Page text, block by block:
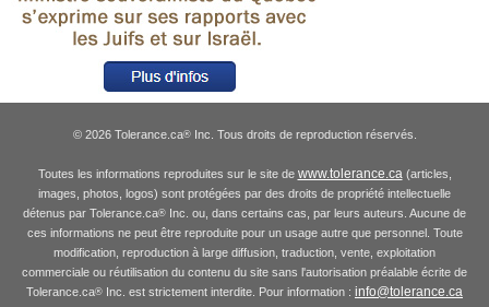
© 2026 Tolerance.ca®Inc. Tous droits de reproduction réservés.
Toutes les informations reproduites sur le site de www.tolerance.ca(articles,
images, photos, logos) sont protégées par des droits de propriété intellectuelle
détenus par Tolerance.ca® Inc. ou, dans certains cas, par leurs auteurs. Aucune de
ces informations ne peut être reproduite pour un usage autre que personnel. Toute
modification, reproduction à large diffusion, traduction, vente, exploitation
commerciale ou réutilisation du contenu du site sans l'autorisation préalable écrite de
Tolerance.ca® Inc. est strictement interdite. Pour information : info@tolerance.ca